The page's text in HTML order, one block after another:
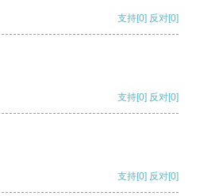
支持[0] 反对[0]
支持[0] 反对[0]
支持[0] 反对[0]